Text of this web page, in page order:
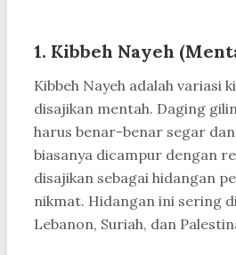
1. Kibbeh Nayeh
Kibbeh Nayeh adalah variasi
disajikan mentah. Daging
harus benar-benar segar
biasanya dicampur dengan
disajikan sebagai hidangan
nikmat. Hidangan ini sering
Lebanon, Suriah, dan